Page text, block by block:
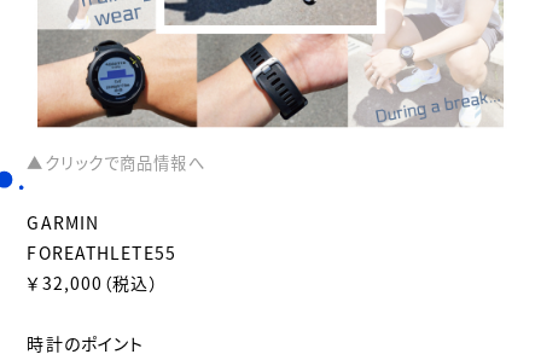
▲クリックで商品情報へ
GARMIN
FOREATHLETE55
￥32,000（税込）
時計のポイント